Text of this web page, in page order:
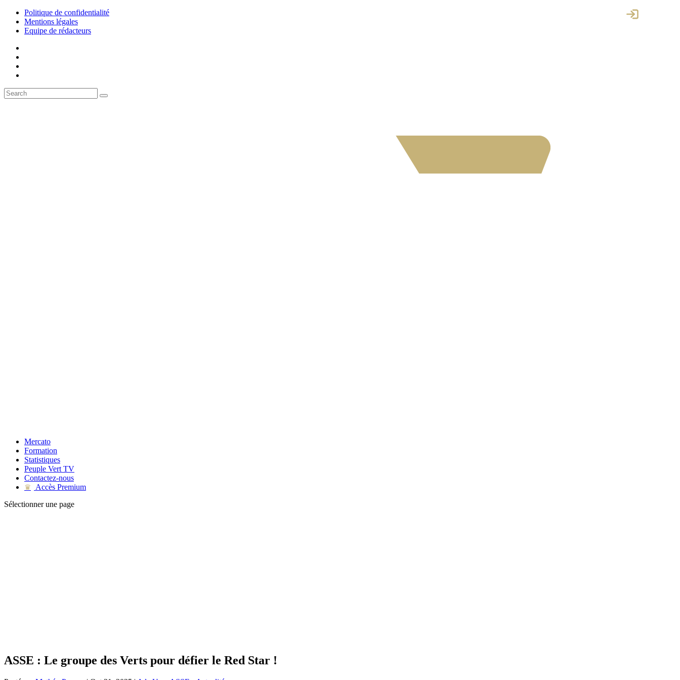
Politique de confidentialité
Mentions légales
Equipe de rédacteurs
Mercato
Formation
Statistiques
Peuple Vert TV
Contactez-nous
♛
Accès Premium
Sélectionner une page
ASSE : Le groupe des Verts pour défier le Red Star !